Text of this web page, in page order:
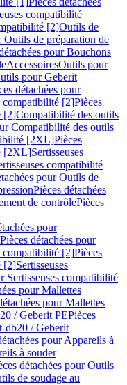
compatibilité
[2]Outils de
Outils de préparation de
pour Bouchons
AccessoiresOutils pour
pour Geberit
détachées pour
compatibilité [2]Pièces
[2]Compatibilité des outils
Compatibilité des outils
[2XL]Pièces
[2XL]Sertisseuses
compatibilité
pour Outils de
Pièces détachées
de contrôlePièces
pour
Pièces détachées pour
compatibilité [2]Pièces
[2]Sertisseuses
Sertisseuses compatibilité
pour Mallettes
pour Mallettes
/ Geberit PEPièces
db20 / Geberit
pour Appareils à
à souder
détachées pour Outils
de soudage au